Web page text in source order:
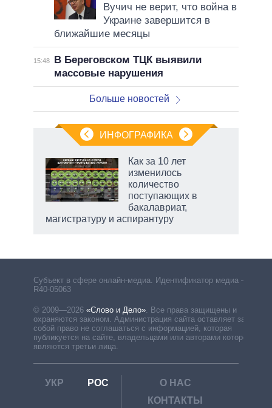
Вучич не верит, что война в
Украине завершится в
ближайшие месяцы
15:48
В Береговском ТЦК выявили
массовые нарушения
Больше новостей
ИНФОГРАФИКА
Как за 10 лет
изменилось
количество
поступающих в
бакалавриат,
магистратуру и аспирантуру
Субъект в сфере онлайн-медиа. Идентификатор медиа –
R40-05063
© 2009—2026 «Слово и Дело». Все права защищены и
охраняются законом. Администрация сайта оставляет за
собой право не соглашаться с информацией, которая
публикуется на сайте, владельцами или авторами которой
являются третьи лица.
УКР РОС
О НАС
КОНТАКТЫ